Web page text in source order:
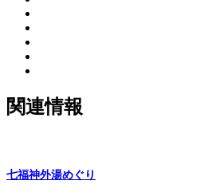
関連情報
七福神外湯めぐり